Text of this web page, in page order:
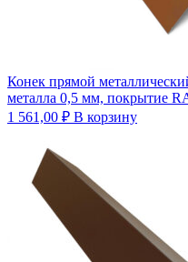
Конек прямой
металла 0,5 мм, покрытие
1 561,00 ₽ В корзину